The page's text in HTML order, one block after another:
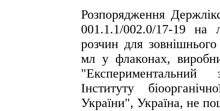
Розпорядження
001.1.1/002.0/17-19
розчин для
мл у флаконах,
Інституту
України", Україна, не